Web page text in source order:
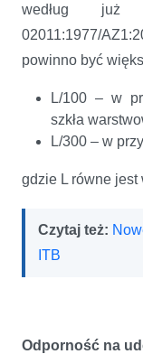
według już
02011:1977/
powinno być
L/100 – w
szkła
L/300 – w
gdzie L równe jest
Czytaj też:
ITB
Odporność na